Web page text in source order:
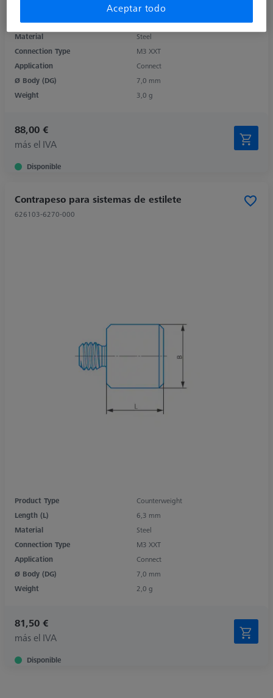
Counterweight
Length (L)
9,6 mm
Material
Steel
Connection Type
M3 XXT
Application
Connect
Ø Body (DG)
7,0 mm
Weight
3,0 g
88,00 €
más el IVA
Disponible
Contrapeso para sistemas de estilete
626103-6270-000
Product Type
Counterweight
Length (L)
6,3 mm
Material
Steel
Connection Type
M3 XXT
Application
Connect
Ø Body (DG)
7,0 mm
Weight
2,0 g
81,50 €
más el IVA
Disponible
Aceptar todo